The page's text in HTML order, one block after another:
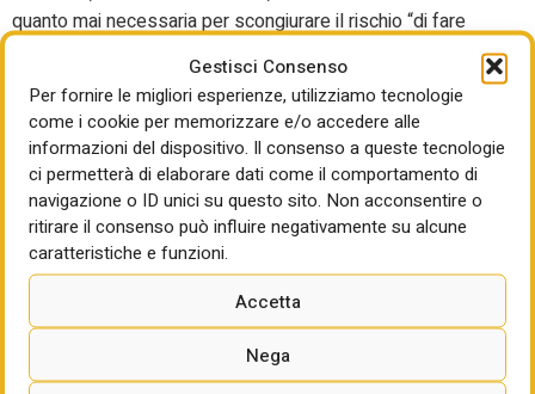
Gestisci Consenso
Per fornire le migliori esperienze, utilizziamo tecnologie
come i cookie per memorizzare e/o accedere alle
informazioni del dispositivo. Il consenso a queste tecnologie
ci permetterà di elaborare dati come il comportamento di
navigazione o ID unici su questo sito. Non acconsentire o
ritirare il consenso può influire negativamente su alcune
caratteristiche e funzioni.
Accetta
Nega
quanto mai necessaria per scongiurare il rischio “di fare
contenziosi e non raggiungono l’obiettivo che ci si è
prefissati, che quello di distribuire un po’ il rischio e anche
di alleggerire il peso di un eventuale calamità naturale sui
bilanci dello Stato. E’ prevista, è vero, la possibilità di
riassicurazione con Sace, che è pubblica, fino a 5 miliardi. Il
punto è che dobbiamo evitare di invalidare questo
percorso, che esiste in molti Paesi europei. E’ un percorso
virtuoso ma che deve essere fatto con i giusti
approfondimenti. E’ un bene che si diffonda la cultura
dell’assicurazione ma diciamo che va fatta bene per
perseguire con efficacia gli obiettivi prefissati”.